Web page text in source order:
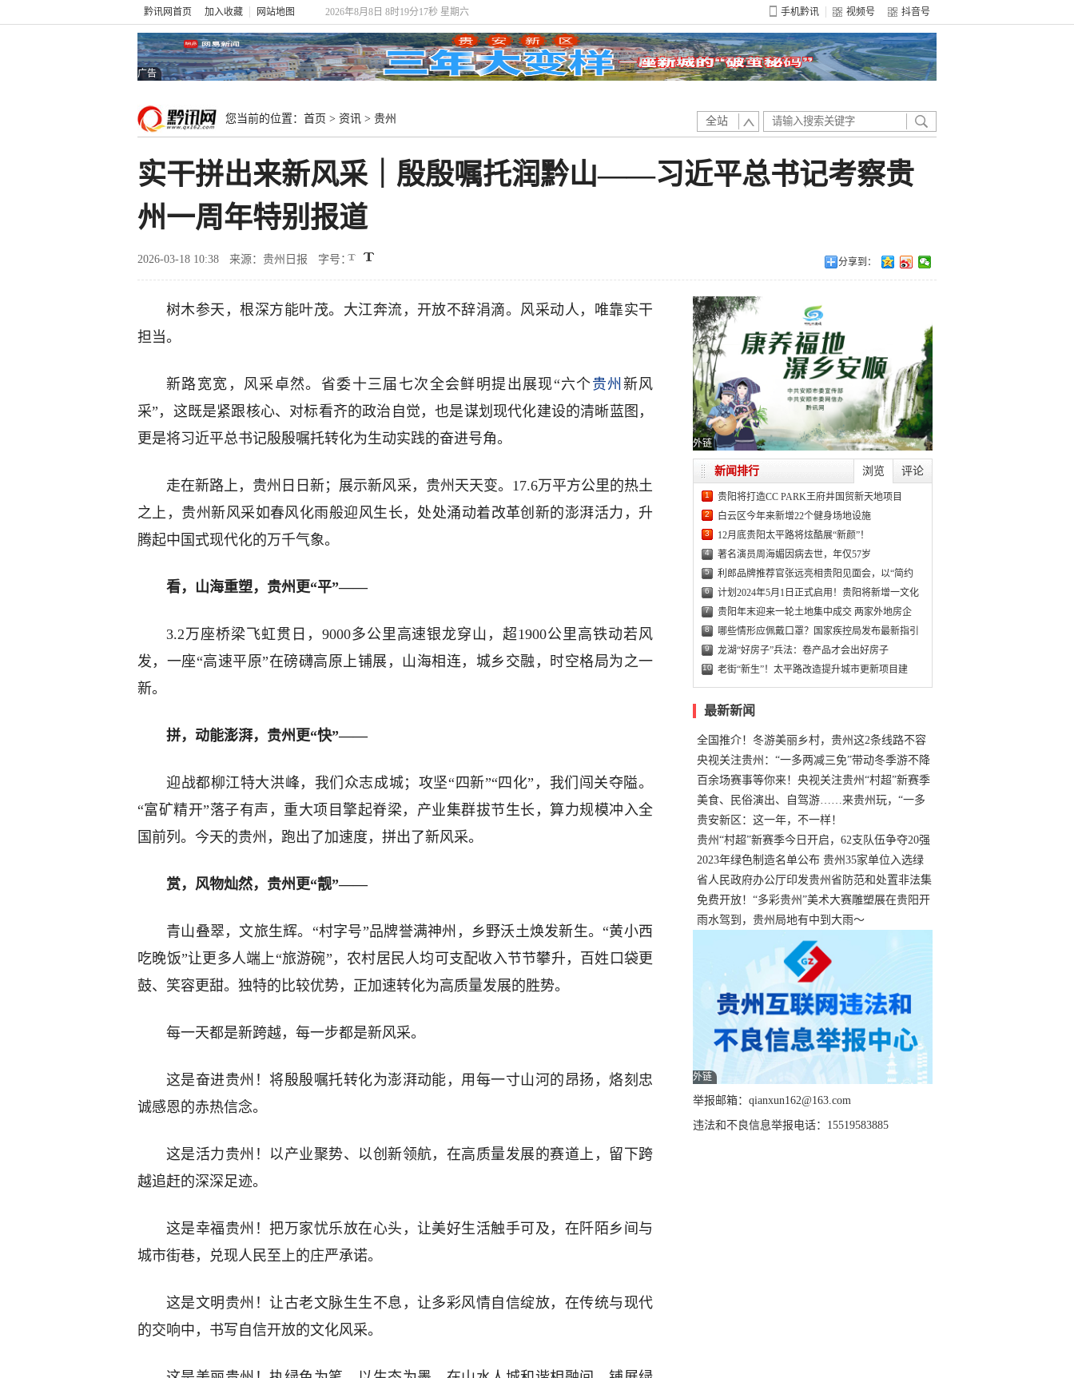
黔讯网首页 加入收藏 网站地图 2026年8月8日 8时19分18秒 星期六 手机黔讯 视频号 抖音号
广告
您当前的位置： 首页 > 资讯 > 贵州 全站
实干拼出来新风采｜殷殷嘱托润黔山——习近平总书记考察贵
州一周年特别报道
2026-03-18 10:38 来源：贵州日报 字号： 分享到：
树木参天，根深方能叶茂。大江奔流，开放不辞涓滴。风采动人，唯靠实干
担当。
新路宽宽，风采卓然。省委十三届七次全会鲜明提出展现“六个贵州 新风
采”，这既是紧跟核心、对标看齐的政治自觉，也是谋划现代化建设的清晰蓝图，
更是将习近平总书记殷殷嘱托转化为生动实践的奋进号角。
走在新路上，贵州日日新；展示新风采，贵州天天变。17.6万平方公里的热土
之上，贵州新风采如春风化雨般迎风生长，处处涌动着改革创新的澎湃活力，升
腾起中国式现代化的万千气象。
看，山海重塑，贵州更“平”——
3.2万座桥梁飞虹贯日，9000多公里高速银龙穿山，超1900公里高铁动若风
发，一座“高速平原”在磅礴高原上铺展，山海相连，城乡交融，时空格局为之一
新。
拼，动能澎湃，贵州更“快”——
迎战都柳江特大洪峰，我们众志成城；攻坚“四新”“四化”，我们闯关夺隘。
“富矿精开”落子有声，重大项目擎起脊梁，产业集群拔节生长，算力规模冲入全
国前列。今天的贵州，跑出了加速度，拼出了新风采。
赏，风物灿然，贵州更“靓”——
青山叠翠，文旅生辉。“村字号”品牌誉满神州，乡野沃土焕发新生。“黄小西
吃晚饭”让更多人端上“旅游碗”，农村居民人均可支配收入节节攀升，百姓口袋更
鼓、笑容更甜。独特的比较优势，正加速转化为高质量发展的胜势。
每一天都是新跨越，每一步都是新风采。
这是奋进贵州！将殷殷嘱托转化为澎湃动能，用每一寸山河的昂扬，烙刻忠
诚感恩的赤热信念。
这是活力贵州！以产业聚势、以创新领航，在高质量发展的赛道上，留下跨
越追赶的深深足迹。
这是幸福贵州！把万家忧乐放在心头，让美好生活触手可及，在阡陌乡间与
城市街巷，兑现人民至上的庄严承诺。
这是文明贵州！让古老文脉生生不息，让多彩风情自信绽放，在传统与现代
的交响中，书写自信开放的文化风采。
外链
浏览 评论
新闻排行
1 贵阳将打造CC PARK王府井国贸新天地项目
2 白云区今年来新增22个健身场地设施
3 12月底贵阳太平路将炫酷展“新颜”！
4 著名演员周海媚因病去世，年仅57岁
5 利郎品牌推荐官张远亮相贵阳见面会，以“简约
6 计划2024年5月1日正式启用！贵阳将新增一文化
7 贵阳年末迎来一轮土地集中成交 两家外地房企
8 哪些情形应佩戴口罩？国家疾控局发布最新指引
9 龙湖“好房子”兵法：卷产品才会出好房子
10 老街“新生”！太平路改造提升城市更新项目建
最新新闻
全国推介！冬游美丽乡村，贵州这2条线路不容
错过
央视关注贵州：“一多两减三免”带动冬季游不降
温
百余场赛事等你来！央视关注贵州“村超”新赛季
正式“打响”
美食、民俗演出、自驾游……来贵州玩，“一多
两减三免”！
贵安新区：这一年，不一样！
贵州“村超”新赛季今日开启，62支队伍争夺20强
名额
2023年绿色制造名单公布 贵州35家单位入选绿
色工厂
省人民政府办公厅印发贵州省防范和处置非法集
资工作实施细则
免费开放！“多彩贵州”美术大赛雕塑展在贵阳开
展，持续至1月19日
雨水驾到，贵州局地有中到大雨～
外链
举报邮箱：qianxun162@163.com
违法和不良信息举报电话：15519583885